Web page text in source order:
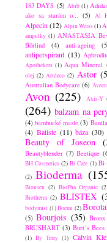
183 DAYS (5) Abib (1)
ako sa starám o...
(5) Al
Alpecin (12) Alpin Weiss(1)
ampulky (1) ANASTASIA
Börlind
(4) anti-ageing
antiperspirant (13)
Apothekers (1) Aqua Mineral
olej (2) Artdeco (2) Astor
Australian Bodycare (6)
Avon (225) Axis-Y
(264) balzam na
(4) bambucké maslo (3)
(4) Batiste (11) báza (30)
Beauty of Joseon
Beautyblender (7) Beetique
BH Cosmetics (2) Bi Care (1)
(2) Bioderma
Bionsen (2) BioPha Organic
Biotherm (2) BLISTEX
bodymist (1)Boemi (2)
(5) Bourjois (35)
BRUSHART (3) Burt´s Bees
(1) By Terry (1) Calvin